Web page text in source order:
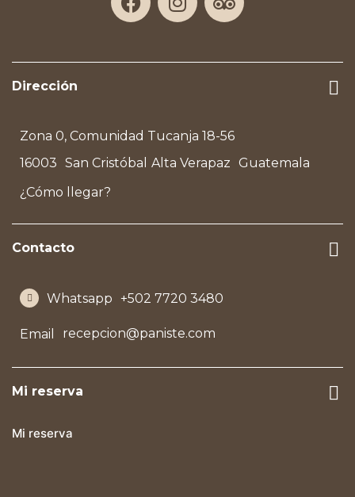
Dirección
Zona 0, Comunidad Tucanja 18-56
16003 San Cristóbal Alta Verapaz Guatemala
¿Cómo llegar?
Contacto
Whatsapp +502 7720 3480
Email recepcion@paniste.com
Mi reserva
Mi reserva